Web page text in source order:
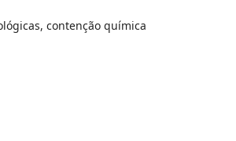
contenção química